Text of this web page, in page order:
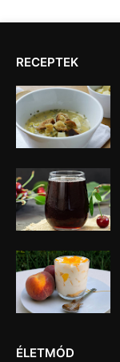
RECEPTEK
ÉLETMÓD